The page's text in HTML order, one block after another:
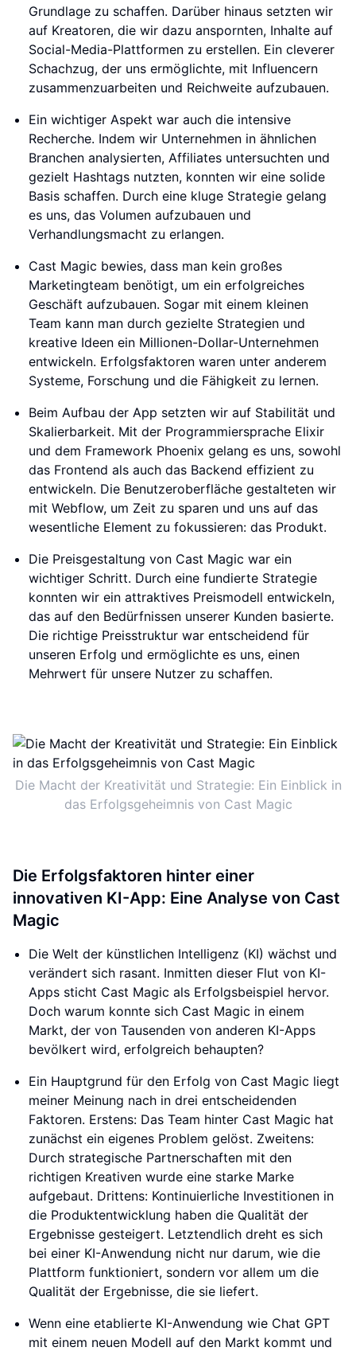
Grundlage zu schaffen. Darüber hinaus setzten wir
auf Kreatoren, die wir dazu anspornten, Inhalte auf
Social-Media-Plattformen zu erstellen. Ein cleverer
Schachzug, der uns ermöglichte, mit Influencern
zusammenzuarbeiten und Reichweite aufzubauen.
Ein wichtiger Aspekt war auch die intensive
Recherche. Indem wir Unternehmen in ähnlichen
Branchen analysierten, Affiliates untersuchten und
gezielt Hashtags nutzten, konnten wir eine solide
Basis schaffen. Durch eine kluge Strategie gelang
es uns, das Volumen aufzubauen und
Verhandlungsmacht zu erlangen.
Cast Magic bewies, dass man kein großes
Marketingteam benötigt, um ein erfolgreiches
Geschäft aufzubauen. Sogar mit einem kleinen
Team kann man durch gezielte Strategien und
kreative Ideen ein Millionen-Dollar-Unternehmen
entwickeln. Erfolgsfaktoren waren unter anderem
Systeme, Forschung und die Fähigkeit zu lernen.
Beim Aufbau der App setzten wir auf Stabilität und
Skalierbarkeit. Mit der Programmiersprache Elixir
und dem Framework Phoenix gelang es uns, sowohl
das Frontend als auch das Backend effizient zu
entwickeln. Die Benutzeroberfläche gestalteten wir
mit Webflow, um Zeit zu sparen und uns auf das
wesentliche Element zu fokussieren: das Produkt.
Die Preisgestaltung von Cast Magic war ein
wichtiger Schritt. Durch eine fundierte Strategie
konnten wir ein attraktives Preismodell entwickeln,
das auf den Bedürfnissen unserer Kunden basierte.
Die richtige Preisstruktur war entscheidend für
unseren Erfolg und ermöglichte es uns, einen
Mehrwert für unsere Nutzer zu schaffen.
Die Macht der Kreativität und Strategie: Ein Einblick in
das Erfolgsgeheimnis von Cast Magic
Die Erfolgsfaktoren hinter einer
innovativen KI-App: Eine Analyse von Cast
Magic
Die Welt der künstlichen Intelligenz (KI) wächst und
verändert sich rasant. Inmitten dieser Flut von KI-
Apps sticht Cast Magic als Erfolgsbeispiel hervor.
Doch warum konnte sich Cast Magic in einem
Markt, der von Tausenden von anderen KI-Apps
bevölkert wird, erfolgreich behaupten?
Ein Hauptgrund für den Erfolg von Cast Magic liegt
meiner Meinung nach in drei entscheidenden
Faktoren. Erstens: Das Team hinter Cast Magic hat
zunächst ein eigenes Problem gelöst. Zweitens:
Durch strategische Partnerschaften mit den
richtigen Kreativen wurde eine starke Marke
aufgebaut. Drittens: Kontinuierliche Investitionen in
die Produktentwicklung haben die Qualität der
Ergebnisse gesteigert. Letztendlich dreht es sich
bei einer KI-Anwendung nicht nur darum, wie die
Plattform funktioniert, sondern vor allem um die
Qualität der Ergebnisse, die sie liefert.
Wenn eine etablierte KI-Anwendung wie Chat GPT
mit einem neuen Modell auf den Markt kommt und